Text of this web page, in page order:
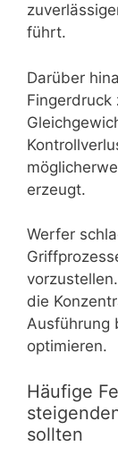
führt.
Darüber
Fingerdruck
erzeugt.
Werfer
die
Ausführung
optimieren.
Häufige
sollten